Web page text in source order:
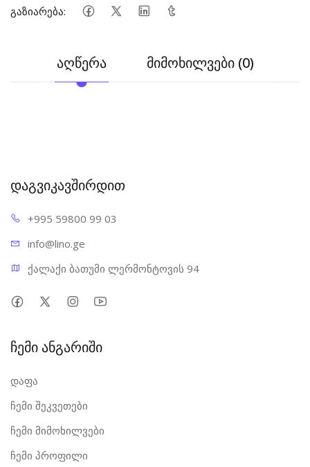
გაზიარება:
აღწერა მიმოხილვები (0)
დაგვიკავშირდით
+995 59800 99 03
info@lino.ge
ქალაქი ბათუმი ლერმონტოვის 94
ჩემი ანგარიში
დაფა
ჩემი შეკვეთები
ჩემი მიმოხილვები
ჩემი პროფილი